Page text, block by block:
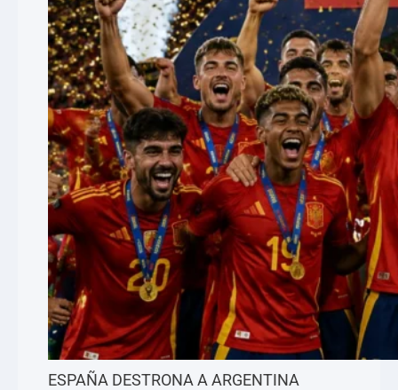
ESPAÑA DESTRONA A ARGENTINA